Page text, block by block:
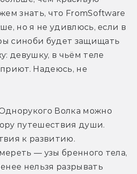
знать, что FromSoftware
но я не удивлюсь, если в
cиноби будет защищать
девушку, в чьём теле
Надеюсь, не
Волка можно
путешествия души.
к развитию.
— узы бренного тела,
нельзя разрывать